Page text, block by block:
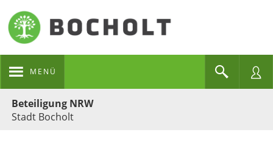
MENÜ
Beteiligung NRW
Stadt Bocholt